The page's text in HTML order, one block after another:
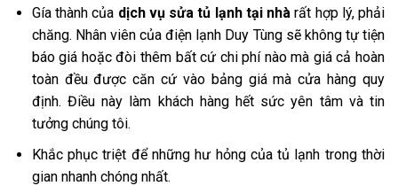
Gía thành của dịch vụ sửa tủ lạnh tại nhàrất hợp lý, phải
chăng. Nhân viên của điện lạnh Duy Tùng sẽ không tự tiện
báo giá hoặc đòi thêm bất cứ chi phí nào mà giá cả hoàn
toàn đều được căn cứ vào bảng giá mà cửa hàng quy
định. Điều này làm khách hàng hết sức yên tâm và tin
tưởng chúng tôi.
Khắc phục triệt để những hư hỏng của tủ lạnh trong thời
gian nhanh chóng nhất.